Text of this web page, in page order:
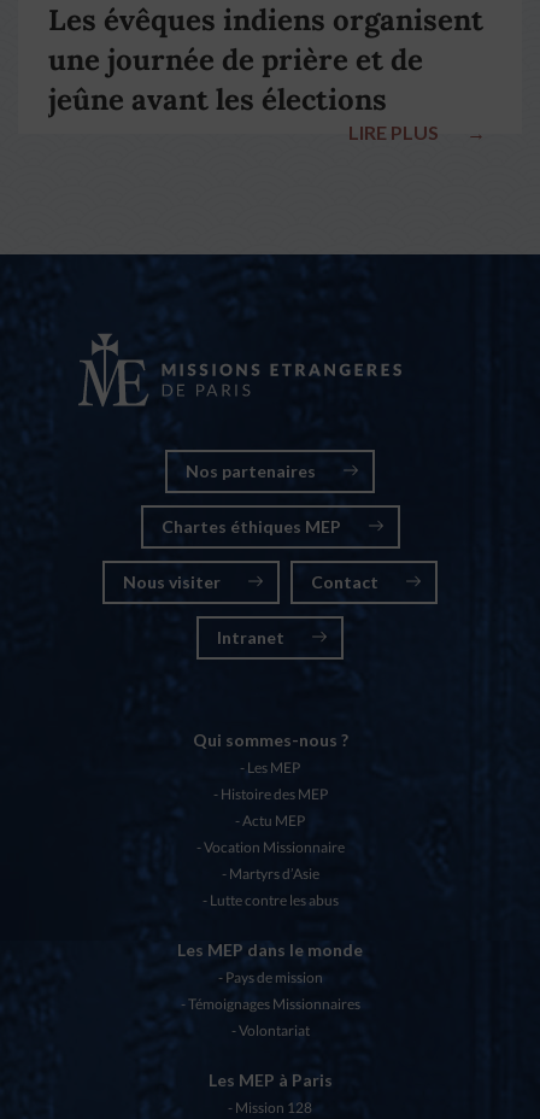
Les évêques indiens organisent
une journée de prière et de
jeûne avant les élections
LIRE PLUS →
Nos partenaires
Chartes éthiques MEP
Nous visiter Contact
Intranet
Qui sommes-nous ?
Les MEP
Histoire des MEP
Actu MEP
Vocation Missionnaire
Martyrs d’Asie
Lutte contre les abus
Les MEP dans le monde
Pays de mission
Témoignages Missionnaires
Volontariat
Les MEP à Paris
Mission 128